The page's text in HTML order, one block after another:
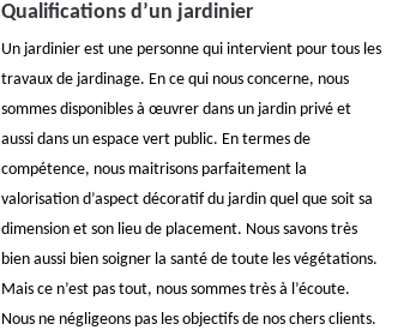
Qualifications d’un jardinier
Un jardinier est une personne qui intervient pour tous les
travaux de jardinage. En ce qui nous concerne, nous
sommes disponibles à œuvrer dans un jardin privé et
aussi dans un espace vert public. En termes de
compétence, nous maitrisons parfaitement la
valorisation d’aspect décoratif du jardin quel que soit sa
dimension et son lieu de placement. Nous savons très
bien aussi bien soigner la santé de toute les végétations.
Mais ce n’est pas tout, nous sommes très à l’écoute.
Nous ne négligeons pas les objectifs de nos chers clients.